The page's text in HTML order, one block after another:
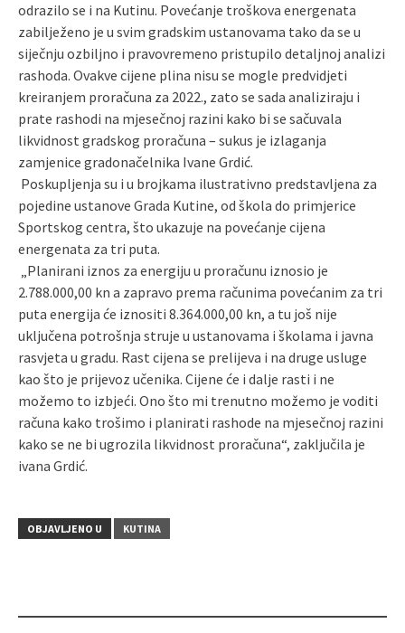
odrazilo se i na Kutinu. Povećanje troškova energenata
zabilježeno je u svim gradskim ustanovama tako da se u
siječnju ozbiljno i pravovremeno pristupilo detaljnoj analizi
rashoda. Ovakve cijene plina nisu se mogle predvidjeti
kreiranjem proračuna za 2022., zato se sada analiziraju i
prate rashodi na mjesečnoj razini kako bi se sačuvala
likvidnost gradskog proračuna – sukus je izlaganja
zamjenice gradonačelnika Ivane Grdić.
Poskupljenja su i u brojkama ilustrativno predstavljena za
pojedine ustanove Grada Kutine, od škola do primjerice
Sportskog centra, što ukazuje na povećanje cijena
energenata za tri puta.
„Planirani iznos za energiju u proračunu iznosio je
2.788.000,00 kn a zapravo prema računima povećanim za tri
puta energija će iznositi 8.364.000,00 kn, a tu još nije
uključena potrošnja struje u ustanovama i školama i javna
rasvjeta u gradu. Rast cijena se prelijeva i na druge usluge
kao što je prijevoz učenika. Cijene će i dalje rasti i ne
možemo to izbjeći. Ono što mi trenutno možemo je voditi
računa kako trošimo i planirati rashode na mjesečnoj razini
kako se ne bi ugrozila likvidnost proračuna“, zaključila je
ivana Grdić.
OBJAVLJENO U KUTINA